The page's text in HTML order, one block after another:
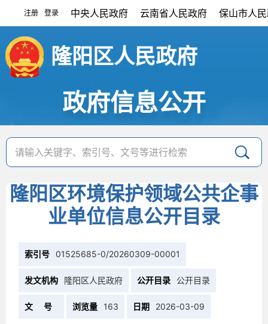
注册 登录 中央人民政府 云南省人民政府 保山市人
隆阳区人民政府
政府信息公开
隆阳区环境保护领域公共企事
业单位信息公开目录
索引号 01525685-0/20260309-00001
发文机构 隆阳区人民政府 公开目录 公开目录
文 号 浏览量 163 日期 2026-03-09